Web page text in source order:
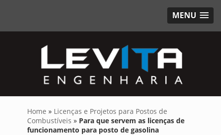
MENU
Home » Licenças e Projetos para Postos de
Combustíveis » Para que servem as licenças de
funcionamento para posto de gasolina